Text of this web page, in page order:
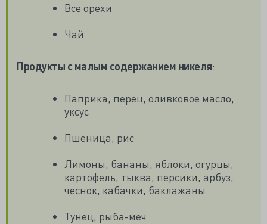
Все орехи
Чай
Продукты с малым содержанием никеля:
Паприка, перец, оливковое масло,
уксус
Пшеница, рис
Лимоны, бананы, яблоки, огурцы,
картофель, тыква, персики, арбуз,
чеснок, кабачки, баклажаны
Тунец, рыба-меч